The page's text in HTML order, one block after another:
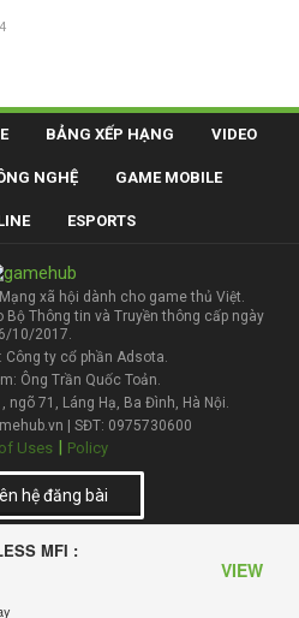
MFI :
VIEW
BẢNG XẾP HẠNG VIDEO
NGHỆ GAME MOBILE
ESPORTS
xã hội dành cho game thủ Việt.
Bộ Thông tin và Truyền thông cấp ngày
10/2017.
ty cổ phần Adsota.
Ông Trần Quốc Toản.
71, Láng Hạ, Ba Đình, Hà Nội.
| SĐT: 0975730600
Uses | Policy
hệ đăng bài